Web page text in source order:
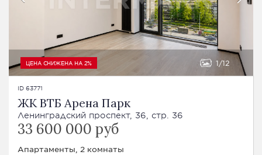
ЦЕНА СНИЖЕНА НА 2% 1 12
ID 63771
ЖК ВТБ Арена Парк
Ленинградский проспект, 36, стр. 36
33 600 000 руб
Апартаменты, 2 комнаты